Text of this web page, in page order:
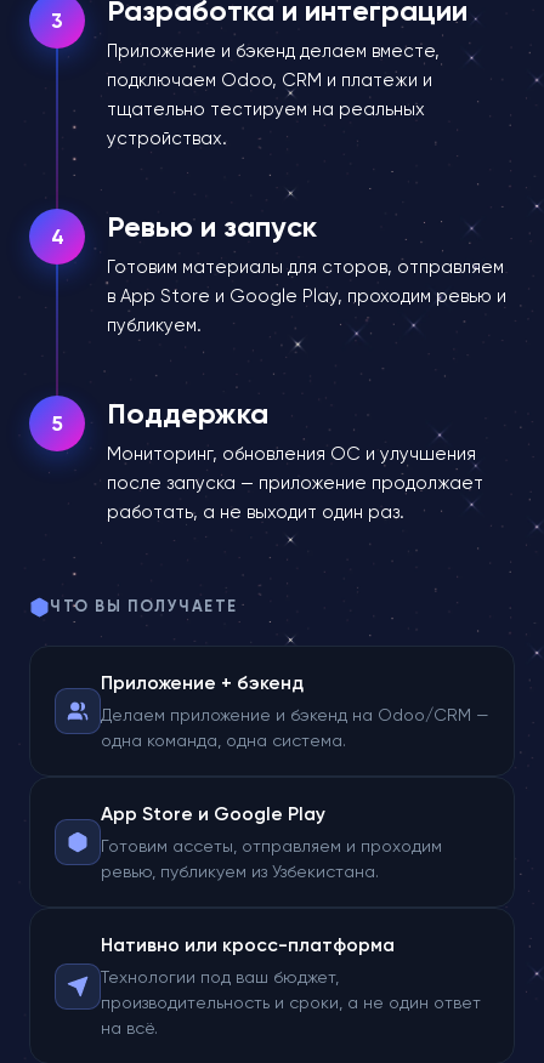
3 Разработка и интеграции
Приложение и бэкенд делаем вместе,
подключаем Odoo, CRM и платежи и
тщательно тестируем на реальных
устройствах.
4 Ревью и запуск
Готовим материалы для сторов, отправляем
в App Store и Google Play, проходим ревью и
публикуем.
5 Поддержка
Мониторинг, обновления ОС и улучшения
после запуска — приложение продолжает
работать, а не выходит один раз.
ЧТО ВЫ ПОЛУЧАЕТЕ
Приложение + бэкенд
Делаем приложение и бэкенд на Odoo/CRM —
одна команда, одна система.
App Store и Google Play
Готовим ассеты, отправляем и проходим
ревью, публикуем из Узбекистана.
Нативно или кросс-платформа
Технологии под ваш бюджет,
производительность и сроки, а не один ответ
на всё.